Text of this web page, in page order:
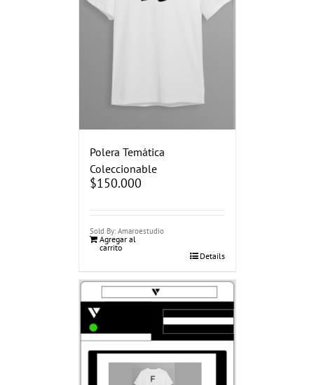
Polera Temática
Coleccionable
$150.000
Sold By: Amaroestudio
Agregar al
carrito
Details